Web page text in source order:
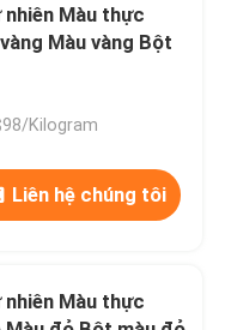
Màu thực
Màu vàng Bột
Kilogram
Liên hệ chúng tôi
Màu thực